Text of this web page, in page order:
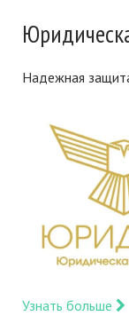
Надежная
Узнать больше